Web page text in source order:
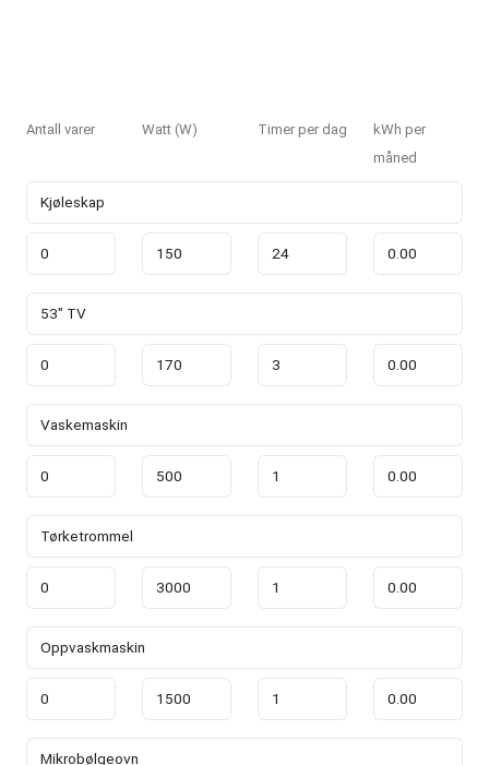
Antall varer Watt (W) Timer per dag
kWh per
måned